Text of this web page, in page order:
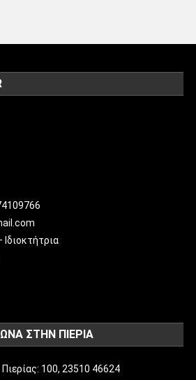
ΣΤΗΝ ΠΙΕΡΙΑ
100, 23510 46624